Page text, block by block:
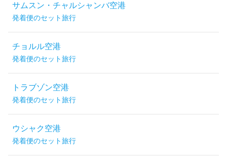
サムスン・チャルシャンバ空港
発着便のセット旅行
チョルル空港
発着便のセット旅行
トラブゾン空港
発着便のセット旅行
ウシャク空港
発着便のセット旅行